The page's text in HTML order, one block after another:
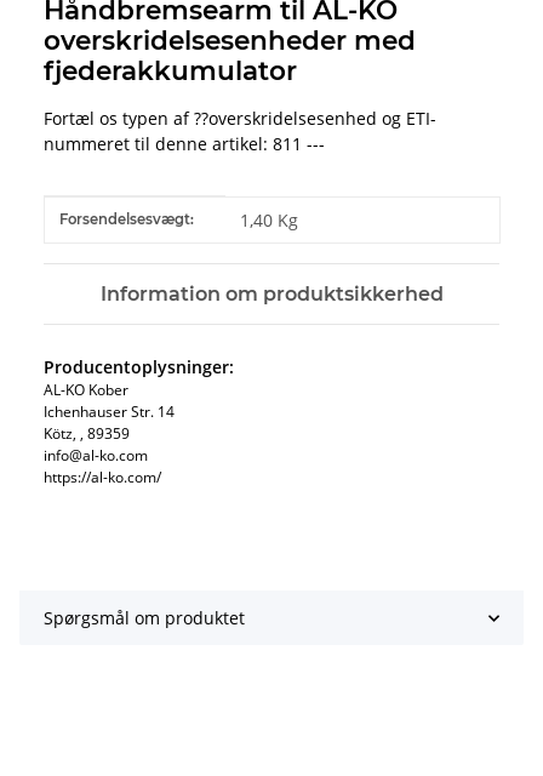
Håndbremsearm til AL-KO
overskridelsesenheder med
fjederakkumulator
Fortæl os typen af ??overskridelsesenhed og ETI-
nummeret til denne artikel: 811 ---
#productDetails.itemInformation#
#productDetails.itemValue#
Forsendelsesvægt: 1,40 Kg
Information om produktsikkerhed
Producentoplysninger:
AL-KO Kober
Ichenhauser Str. 14
Kötz, , 89359
info@al-ko.com
https://al-ko.com/
Spørgsmål om produktet